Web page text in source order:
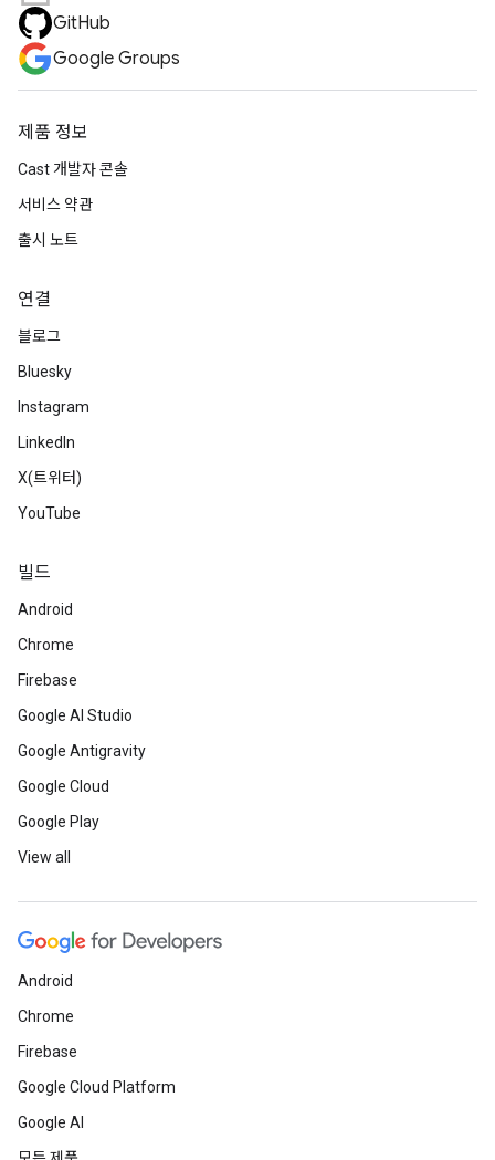
GitHub
Google Groups
제품 정보
Cast 개발자 콘솔
서비스 약관
출시 노트
연결
블로그
Bluesky
Instagram
LinkedIn
X(트위터)
YouTube
빌드
Android
Chrome
Firebase
Google AI Studio
Google Antigravity
Google Cloud
Google Play
View all
Android
Chrome
Firebase
Google Cloud Platform
Google AI